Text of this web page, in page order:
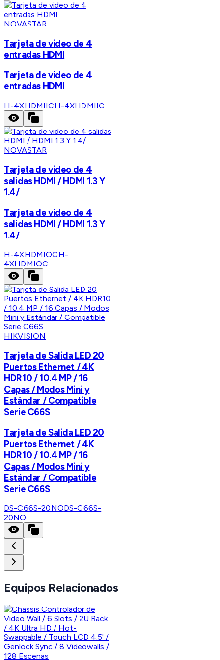
NOVASTAR
Tarjeta de video de 4
entradas HDMI
Tarjeta de video de 4
entradas HDMI
H-4XHDMIICH-4XHDMIIC
NOVASTAR
Tarjeta de video de 4
salidas HDMI / HDMI 1.3 Y
1.4/
Tarjeta de video de 4
salidas HDMI / HDMI 1.3 Y
1.4/
H-4XHDMIOCH-
4XHDMIOC
HIKVISION
Tarjeta de Salida LED 20
Puertos Ethernet / 4K
HDR10 / 10.4 MP / 16
Capas / Modos Mini y
Estándar / Compatible
Serie C66S
Tarjeta de Salida LED 20
Puertos Ethernet / 4K
HDR10 / 10.4 MP / 16
Capas / Modos Mini y
Estándar / Compatible
Serie C66S
DS-C66S-20NODS-C66S-
20NO
Equipos Relacionados